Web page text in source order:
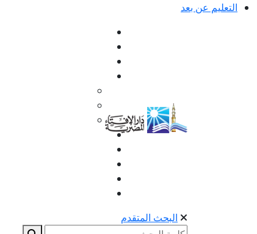
التعليم عن بعد
البحث المتقدم